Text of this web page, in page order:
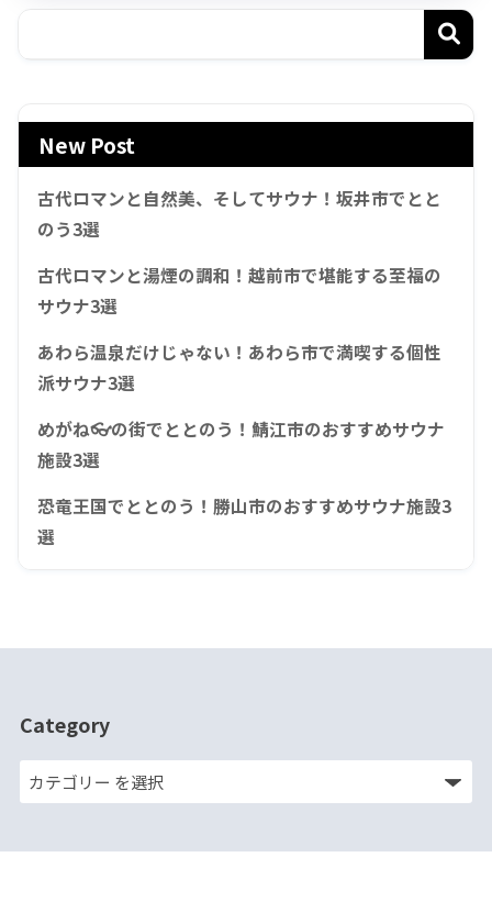
New Post
古代ロマンと自然美、そしてサウナ！坂井市でとと
のう3選
古代ロマンと湯煙の調和！越前市で堪能する至福の
サウナ3選
あわら温泉だけじゃない！あわら市で満喫する個性
派サウナ3選
めがね👓の街でととのう！鯖江市のおすすめサウナ
施設3選
恐竜王国でととのう！勝山市のおすすめサウナ施設3
選
Category